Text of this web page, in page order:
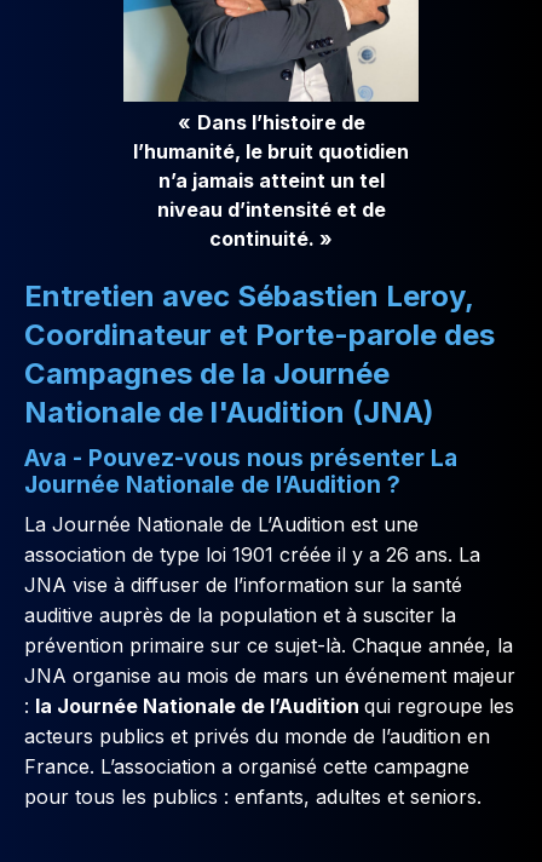
« Dans l’histoire de
l’humanité, le bruit quotidien
n’a jamais atteint un tel
niveau d’intensité et de
continuité. »
Entretien avec Sébastien Leroy,
Coordinateur et Porte-parole des
Campagnes de la Journée
Nationale de l'Audition (JNA)
Ava - Pouvez-vous nous présenter La
Journée Nationale de l’Audition ?
La Journée Nationale de L’Audition est une
association de type loi 1901 créée il y a 26 ans. La
JNA vise à diffuser de l’information sur la santé
auditive auprès de la population et à susciter la
prévention primaire sur ce sujet-là. Chaque année, la
JNA organise au mois de mars un événement majeur
: la Journée Nationale de l’Audition qui regroupe les
acteurs publics et privés du monde de l’audition en
France. L’association a organisé cette campagne
pour tous les publics : enfants, adultes et seniors.